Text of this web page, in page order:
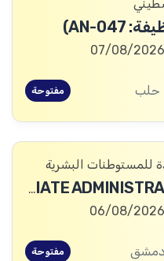
حلب مفتوحة
للمستوطنات البشرية
ASSOCIATE ADMINISTRATIVE OFFICER
دمشق مفتوحة